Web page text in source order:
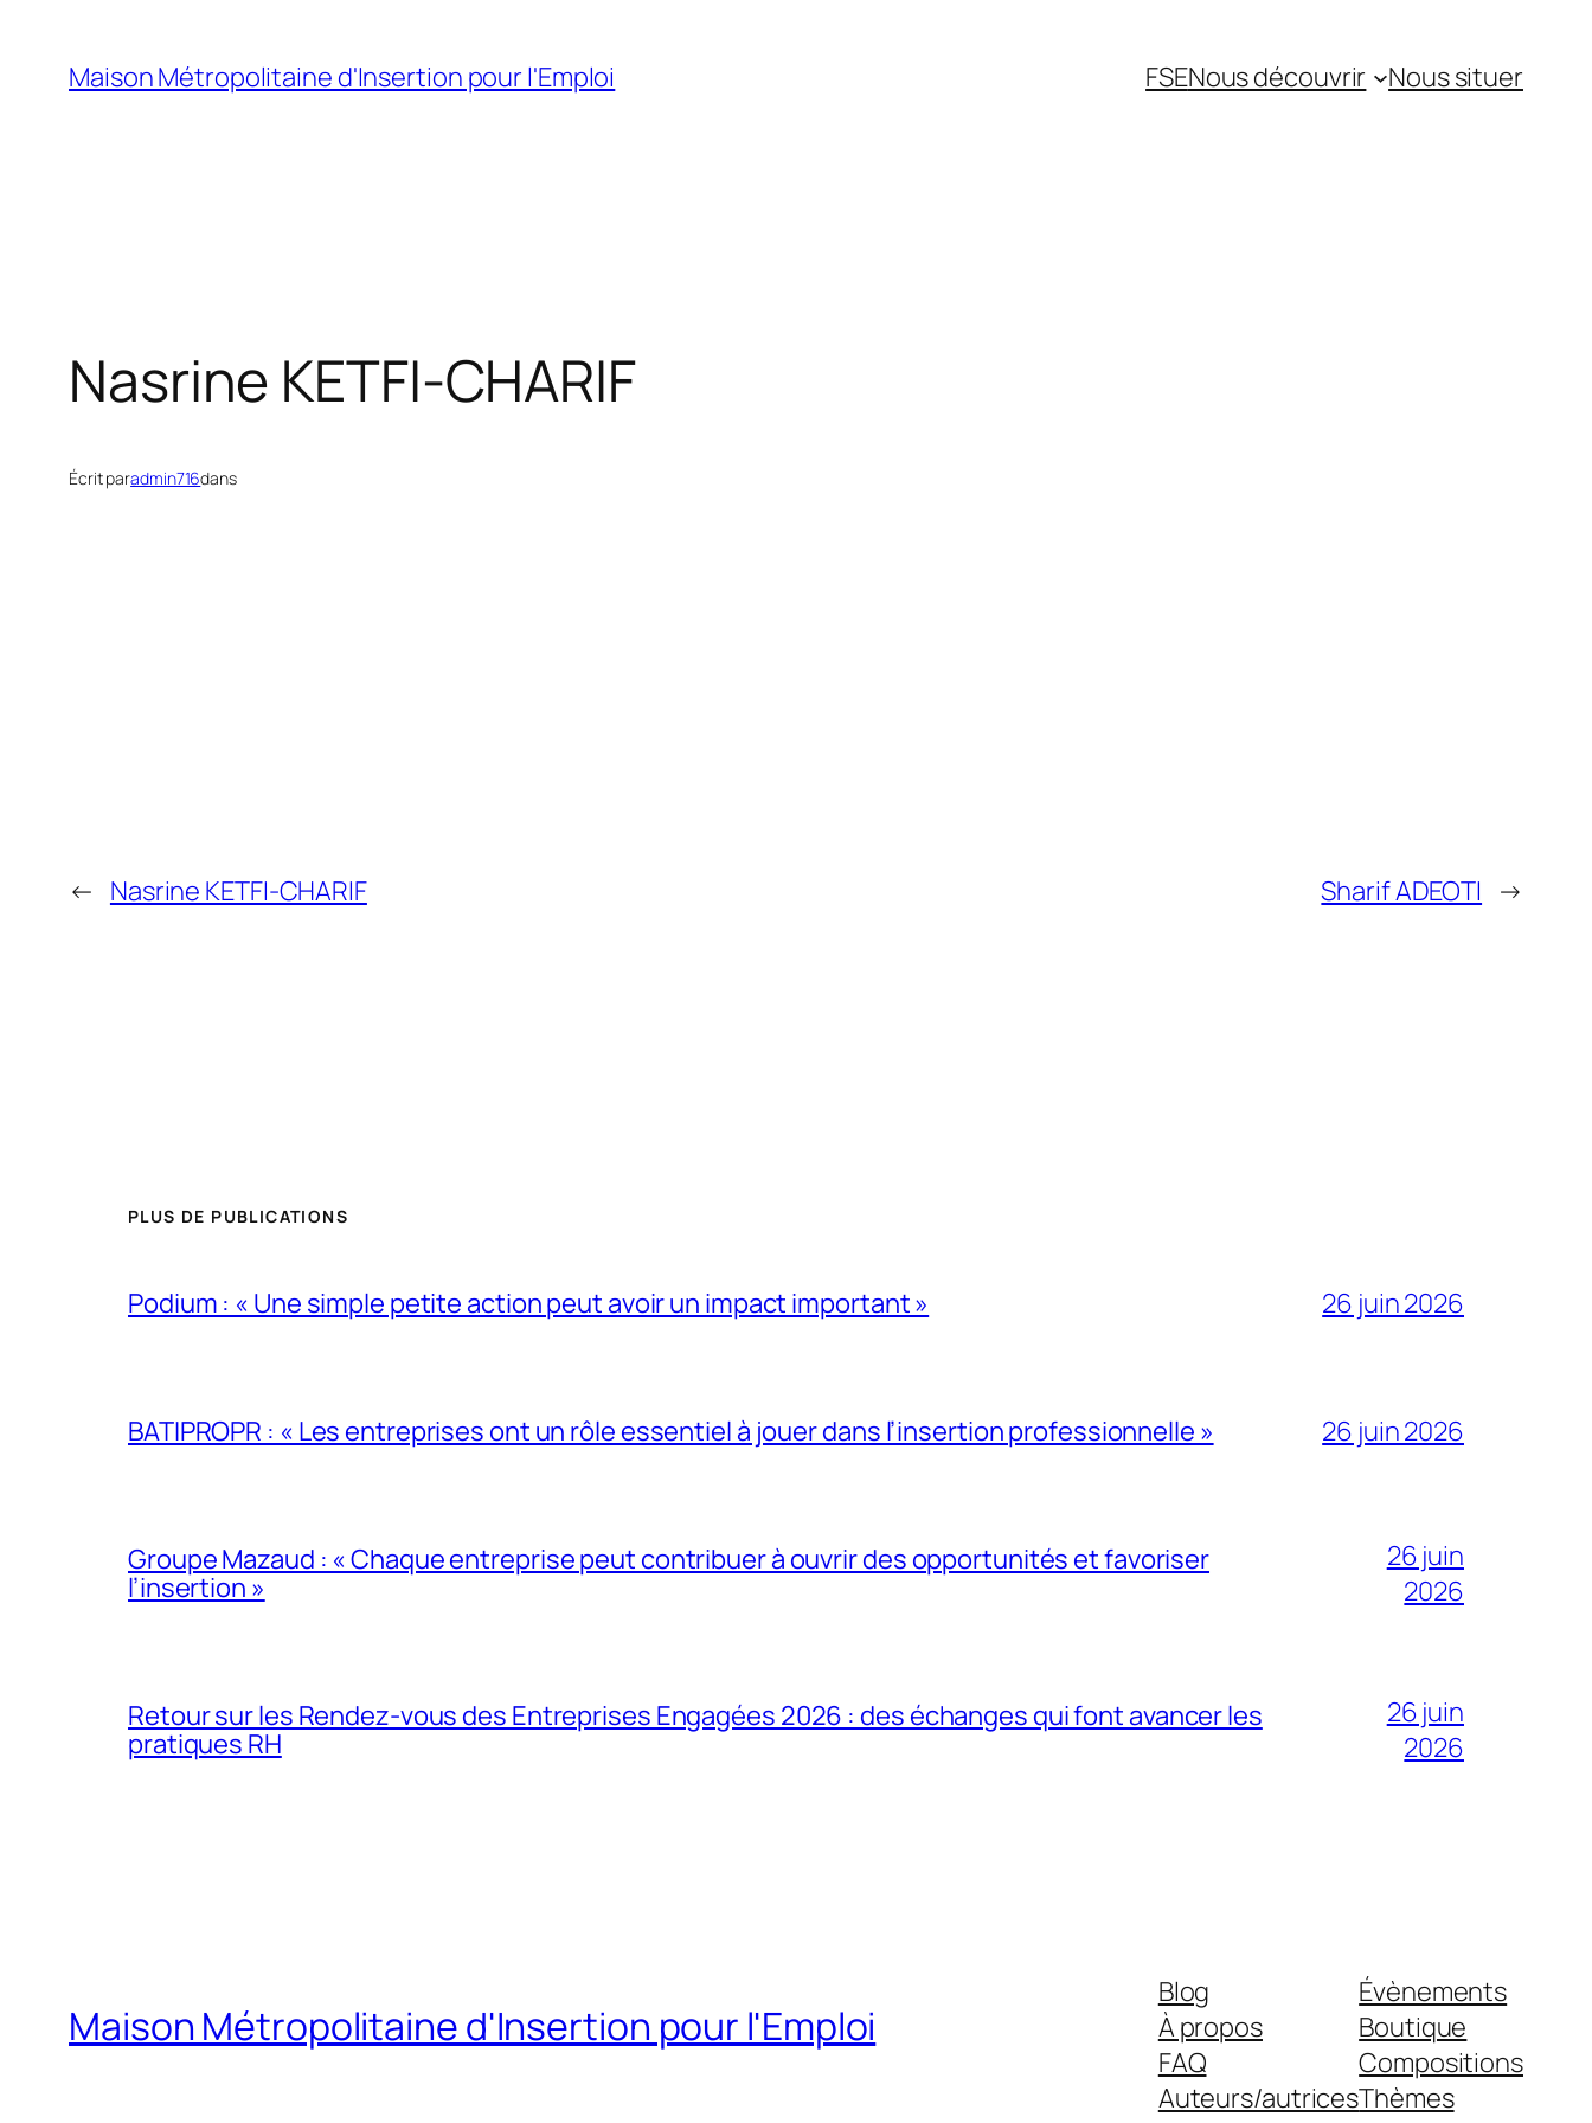
contenu
Maison Métropolitaine d'Insertion pour l'Emploi FSENous découvrir Nous situer
Nasrine KETFI-CHARIF
Écrit paradmin716dans
← Nasrine KETFI-CHARIF Sharif ADEOTI →
PLUS DE PUBLICATIONS
Podium : « Une simple petite action peut avoir un impact important » 26 juin 2026
BATIPROPR : « Les entreprises ont un rôle essentiel à jouer dans l’insertion professionnelle » 26 juin 2026
Groupe Mazaud : « Chaque entreprise peut contribuer à ouvrir des opportunités et favoriser
l’insertion »
26 juin
2026
Retour sur les Rendez-vous des Entreprises Engagées 2026 : des échanges qui font avancer les
pratiques RH
26 juin
2026
Maison Métropolitaine d'Insertion pour l'Emploi
Blog
À propos
FAQ
Auteurs/autrices
Évènements
Boutique
Compositions
Thèmes